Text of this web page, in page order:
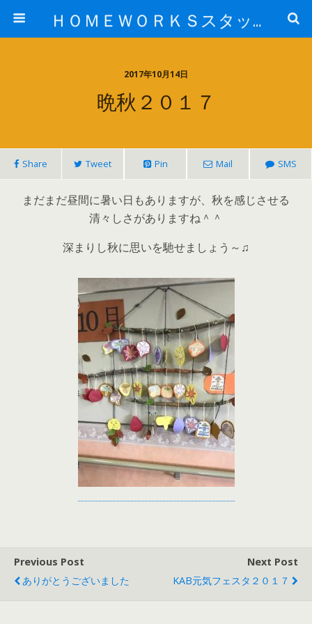
ＨＯＭＥＷＯＲＫＳスタッフ日記ブログ
2017年10月14日
晩秋２０１７
Share Tweet Pin Mail SMS
まだまだ昼間に暑い日もありますが、秋を感じさせる
清々しさがありますね＾＾
深まりし秋に思いを馳せましょう～♫
Previous Post
ありがとうございました
Next Post
KAB元気フェスタ２０１７